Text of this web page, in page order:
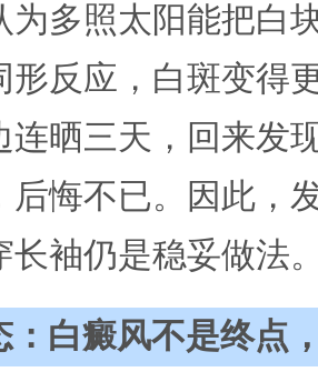
为多照太阳能把白
形反应，白斑变得
连晒三天，回来发
后悔不已。因此，
长袖仍是稳妥做法
：白癜风不是终点